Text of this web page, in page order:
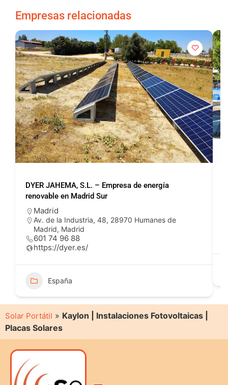
Empresas relacionadas
DYER JAHEMA, S.L. – Empresa de energía
renovable en Madrid Sur
Madrid
Av. de la Industria, 48, 28970 Humanes de
Madrid, Madrid
601 74 96 88
https://dyer.es/
España
Solar Portátil » Kaylon | Instalaciones Fotovoltaicas |
Placas Solares